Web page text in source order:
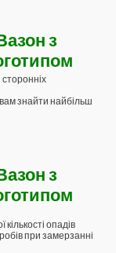
знайти найбільш
опадів
при замерзанні